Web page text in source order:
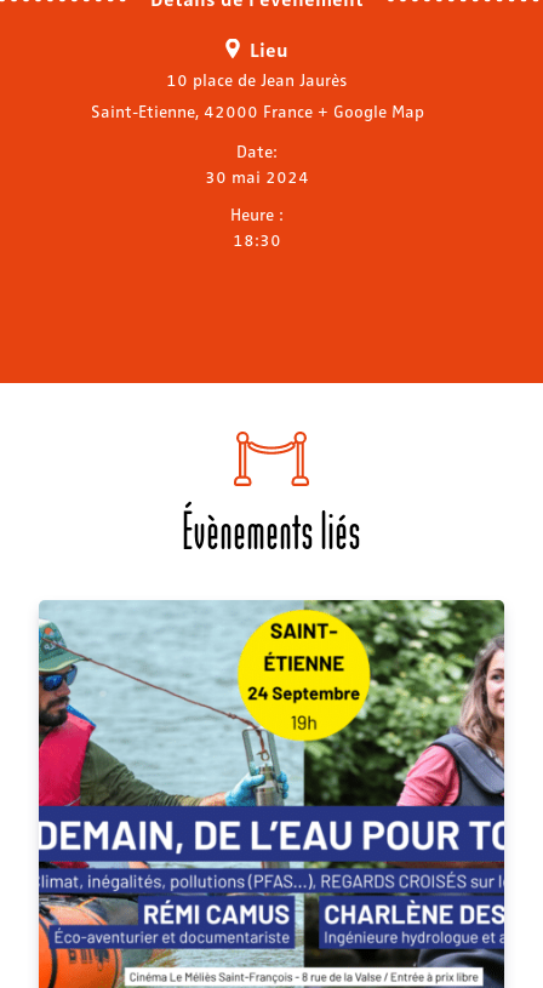
Lieu
10 place de Jean Jaurès
Saint-Etienne, 42000 France + Google Map
Date:
30 mai 2024
Heure :
18:30
Évènements liés